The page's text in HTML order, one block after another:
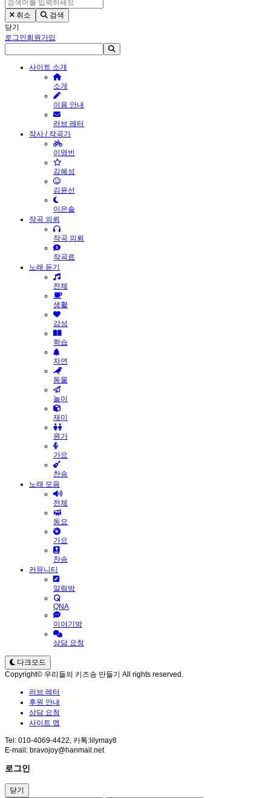
취소
검색
닫기
로그인회원가입
사이트 소개
소개
이용 안내
러브 레터
작사 / 작곡가
이영빈
김혜성
김윤선
이은솔
작곡 의뢰
작곡 의뢰
작곡료
노래 듣기
전체
생활
감성
학습
자연
동물
놀이
재미
원가
가요
찬송
노래 모음
전체
동요
가요
찬송
커뮤니티
알림방
QNA
이야기방
상담 요청
다크모드
Copyright© 우리들의 키즈송 만들기 All rights reserved.
러브 레터
후원 안내
상담 요청
사이트 맵
Tel: 010-4069-4422, 카톡:lilymay8
E-mail: bravojoy@hanmail.net
로그인
닫기